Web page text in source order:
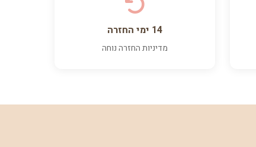
14 ימי החזרה
מדיניות החזרה נוחה